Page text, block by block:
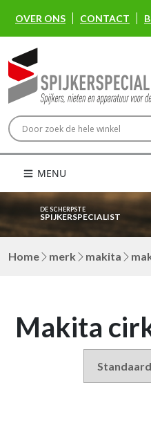
OVER ONS CONTACT
MENU
DE SCHERPSTE
SPIJKERSPECIALIST
Home merk makita
Makita